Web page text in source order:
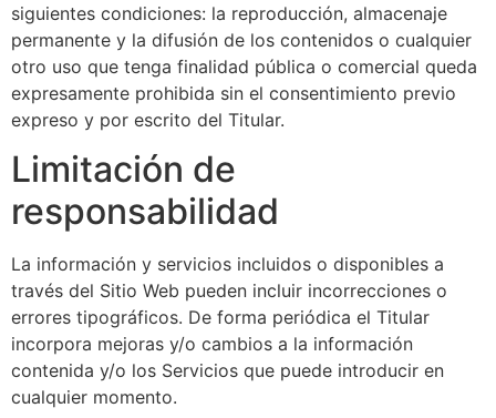
siguientes condiciones: la reproducción, almacenaje
permanente y la difusión de los contenidos o cualquier
otro uso que tenga finalidad pública o comercial queda
expresamente prohibida sin el consentimiento previo
expreso y por escrito del Titular.
Limitación de
responsabilidad
La información y servicios incluidos o disponibles a
través del Sitio Web pueden incluir incorrecciones o
errores tipográficos. De forma periódica el Titular
incorpora mejoras y/o cambios a la información
contenida y/o los Servicios que puede introducir en
cualquier momento.